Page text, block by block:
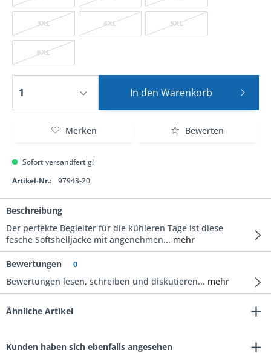
3XL 4XL 5XL
6XL
In den Warenkorb
Merken Bewerten
Sofort versandfertig!
Artikel-Nr.:
97943-20
Beschreibung
Der perfekte Begleiter für die kühleren Tage ist diese
fesche Softshelljacke mit angenehmen... mehr
Bewertungen 0
Bewertungen lesen, schreiben und diskutieren... mehr
Ähnliche Artikel
Kunden haben sich ebenfalls angesehen